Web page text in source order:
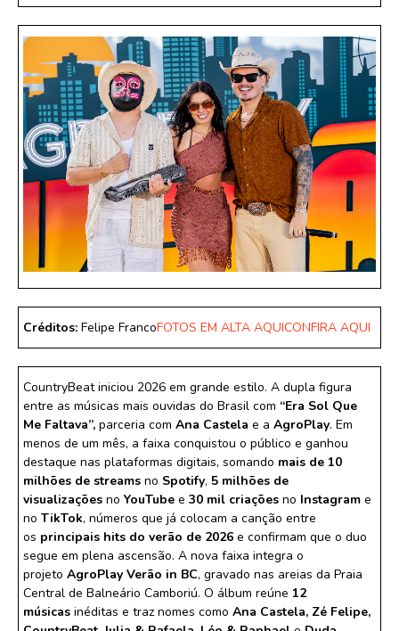
Créditos: Felipe FrancoFOTOS EM ALTA AQUICONFIRA AQUI
CountryBeat iniciou 2026 em grande estilo. A dupla figura
entre as músicas mais ouvidas do Brasil com “Era Sol Que
Me Faltava”, parceria com Ana Castela e a AgroPlay. Em
menos de um mês, a faixa conquistou o público e ganhou
destaque nas plataformas digitais, somando mais de 10
milhões de streams no Spotify, 5 milhões de
visualizações no YouTube e 30 mil criações no Instagram e
no TikTok, números que já colocam a canção entre
os principais hits do verão de 2026 e confirmam que o duo
segue em plena ascensão. A nova faixa integra o
projeto AgroPlay Verão in BC, gravado nas areias da Praia
Central de Balneário Camboriú. O álbum reúne 12
músicas inéditas e traz nomes como Ana Castela, Zé Felipe,